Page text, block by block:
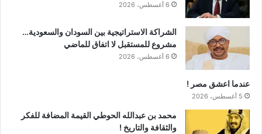
6 أغسطس، 2026
الشراكة الاستراتيجية بين السودان والسعودية…
مشروع للمستقبل لا اتفاق للماضي
6 أغسطس، 2026
عندما اعشق مصر !
5 أغسطس، 2026
محمد بن عبدالله الحوطي القيمة المضافة للفكر
والثقافة والتاريخ !